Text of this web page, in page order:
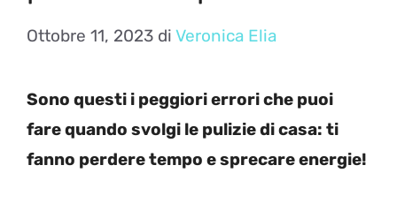
Ottobre 11, 2023 di Veronica Elia
Sono questi i peggiori errori che puoi
fare quando svolgi le pulizie di casa: ti
fanno perdere tempo e sprecare energie!